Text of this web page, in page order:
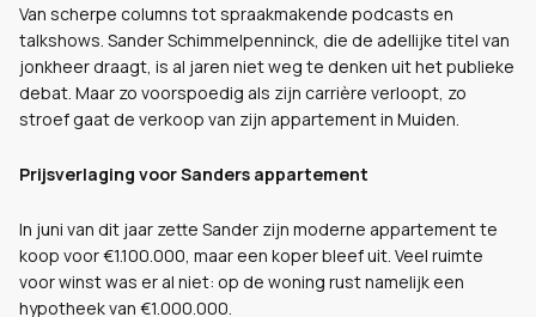
Van scherpe columns tot spraakmakende podcasts en
talkshows. Sander Schimmelpenninck, die de adellijke titel van
jonkheer draagt, is al jaren niet weg te denken uit het publieke
debat. Maar zo voorspoedig als zijn carrière verloopt, zo
stroef gaat de verkoop van zijn appartement in Muiden.
Prijsverlaging voor Sanders appartement
In juni van dit jaar zette Sander zijn moderne appartement te
koop voor €1.100.000, maar een koper bleef uit. Veel ruimte
voor winst was er al niet: op de woning rust namelijk een
hypotheek van €1.000.000.